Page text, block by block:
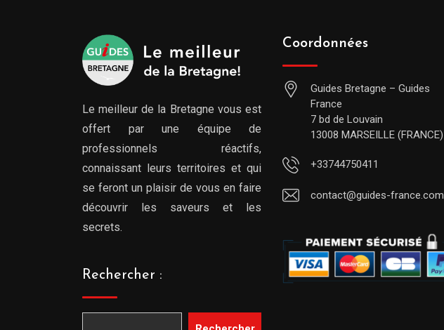
Le meilleur de la Bretagne vous est
offert par une équipe de
professionnels réactifs,
connaissant leurs territoires et qui
se feront un plaisir de vous en faire
découvrir les saveurs et les
secrets.
Rechercher :
Coordonnées
Guides Bretagne – Guides
France
7 bd de Louvain
13008 MARSEILLE (FRANCE)
+33744750411
contact@guides-france.com